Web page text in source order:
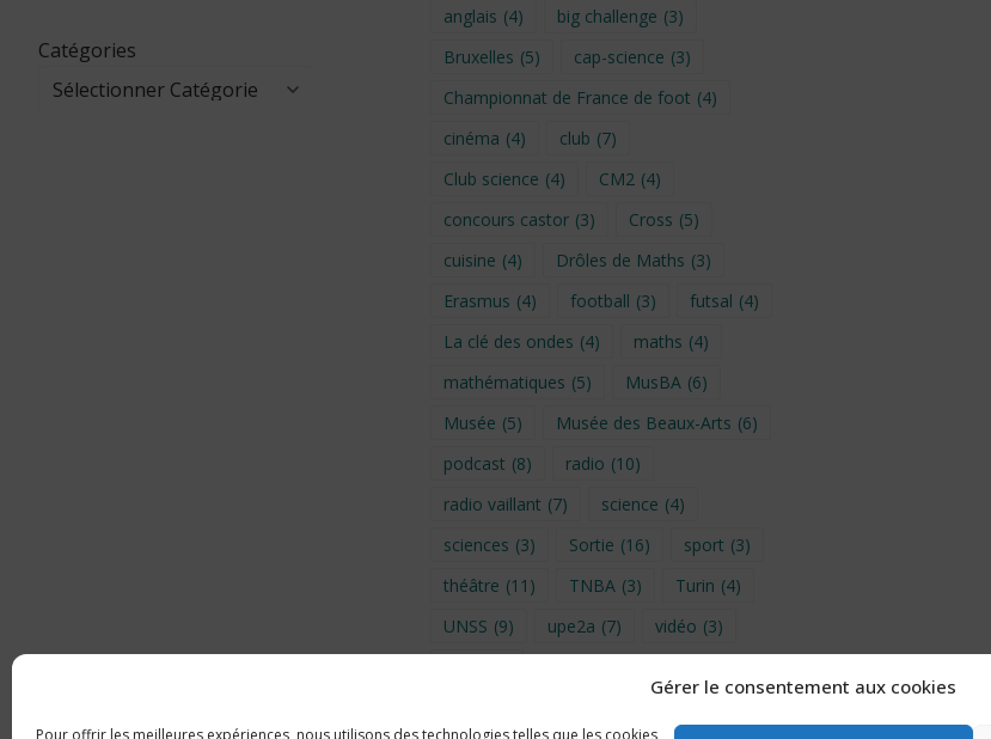
Gérer le consentement aux cookies
Pour offrir les meilleures expériences, nous utilisons des technologies telles que les cookies
Catégories
anglais (4) big challenge (3)
Bruxelles (5) cap-science (3)
Championnat de France de foot (4)
cinéma (4) club (7)
Club science (4) CM2 (4)
concours castor (3) Cross (5)
cuisine (4) Drôles de Maths (3)
Erasmus (4) football (3) futsal (4)
La clé des ondes (4) maths (4)
mathématiques (5) MusBA (6)
Musée (5) Musée des Beaux-Arts (6)
podcast (8) radio (10)
radio vaillant (7) science (4)
sciences (3) Sortie (16) sport (3)
théâtre (11) TNBA (3) Turin (4)
UNSS (9) upe2a (7) vidéo (3)